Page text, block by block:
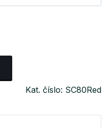
Kat. číslo: SC80Red